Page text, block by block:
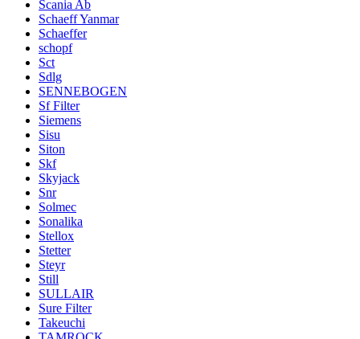
Scania Ab
Schaeff Yanmar
Schaeffer
schopf
Sct
Sdlg
SENNEBOGEN
Sf Filter
Siemens
Sisu
Siton
Skf
Skyjack
Snr
Solmec
Sonalika
Stellox
Stetter
Steyr
Still
SULLAIR
Sure Filter
Takeuchi